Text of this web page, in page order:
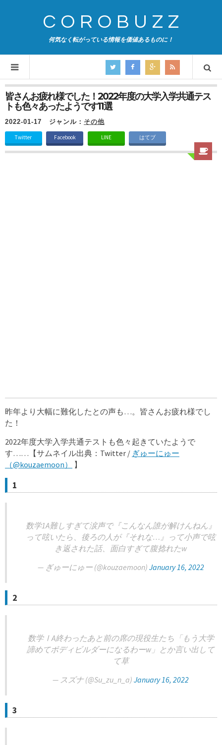
COROBUZZ
何気なく転がっている情報を価値あるものに！
皆さんお疲れ様でした！2022年度の大学入学共通テス
トも色々あったようです11選
2022-01-17 ジャンル： その他
Twitter Facebook LINE はてブ
昨年より大幅に難化したとの声も…。皆さんお疲れ様でし
た！
2022年度大学入学共通テストも色々起きていたようで
す……【サムネイル出典：Twitter / ぎゅーにゅー
（@kouzaemoon）
】
1
数学1A難しすぎて涙声で『こんなん誰が解けんねん』
って呟いたら、後ろの人が『それな…』って小声で呟
き返された話、面白すぎて腹捻れたw
— ぎゅーにゅー (@kouzaemoon) January 16, 2022
2
数学ⅠA終わったあと前の席の現役生たち「もう大学
諦めてボディビルダーになるわーw」とか言い出して
て草
— スズナ (@Su_zu_n_a) January 16, 2022
3